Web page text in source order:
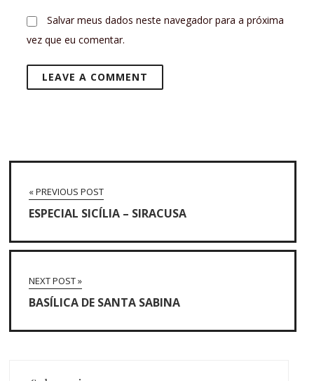
Salvar meus dados neste navegador para a próxima
vez que eu comentar.
« PREVIOUS POST
ESPECIAL SICÍLIA – SIRACUSA
NEXT POST »
BASÍLICA DE SANTA SABINA